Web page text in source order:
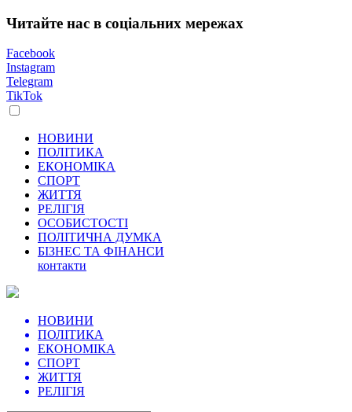
Читайте нас в соціальних мережах
Facebook
Instagram
Telegram
TikTok
НОВИНИ
ПОЛІТИКА
ЕКОНОМІКА
СПОРТ
ЖИТТЯ
РЕЛІГІЯ
ОСОБИСТОСТІ
ПОЛІТИЧНА ДУМКА
БІЗНЕС ТА ФІНАНСИ
контакти
НОВИНИ
ПОЛІТИКА
ЕКОНОМІКА
СПОРТ
ЖИТТЯ
РЕЛІГІЯ